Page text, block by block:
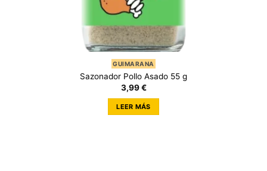
GUIMARANA
Sazonador Pollo Asado 55 g
3,99€
LEER MÁS